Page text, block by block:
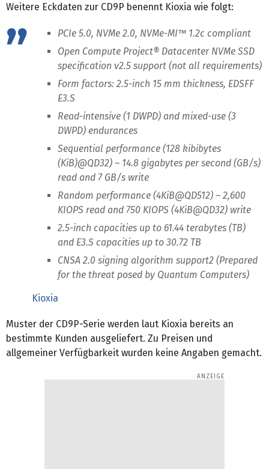
Weitere Eckdaten zur CD9P benennt Kioxia wie folgt:
PCIe 5.0, NVMe 2.0, NVMe-MI™ 1.2c compliant
Open Compute Project® Datacenter NVMe SSD
specification v2.5 support (not all requirements)
Form factors: 2.5-inch 15 mm thickness, EDSFF
E3.S
Read-intensive (1 DWPD) and mixed-use (3
DWPD) endurances
Sequential performance (128 kibibytes
(KiB)@QD32) – 14.8 gigabytes per second (GB/s)
read and 7 GB/s write
Random performance (4KiB@QD512) – 2,600
KIOPS read and 750 KIOPS (4KiB@QD32) write
2.5-inch capacities up to 61.44 terabytes (TB)
and E3.S capacities up to 30.72 TB
CNSA 2.0 signing algorithm support2 (Prepared
for the threat posed by Quantum Computers)
Kioxia
Muster der CD9P-Serie werden laut Kioxia bereits an
bestimmte Kunden ausgeliefert. Zu Preisen und
allgemeiner Verfügbarkeit wurden keine Angaben gemacht.